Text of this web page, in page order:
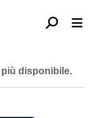
più disponibile.